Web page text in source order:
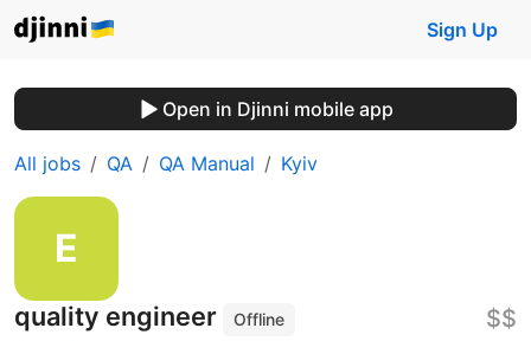
Sign Up
Open in Djinni mobile app
All jobs QA QA Manual Kyiv
quality engineer
Offline
$$